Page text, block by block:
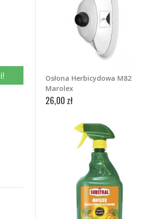
Osłona Herbicydowa M82
Marolex
26,00 zł